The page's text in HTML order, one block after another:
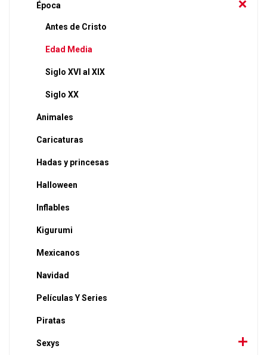
Época
Antes de Cristo
Edad Media
Siglo XVI al XIX
Siglo XX
Animales
Caricaturas
Hadas y princesas
Halloween
Inflables
Kigurumi
Mexicanos
Navidad
Películas Y Series
Piratas
Sexys